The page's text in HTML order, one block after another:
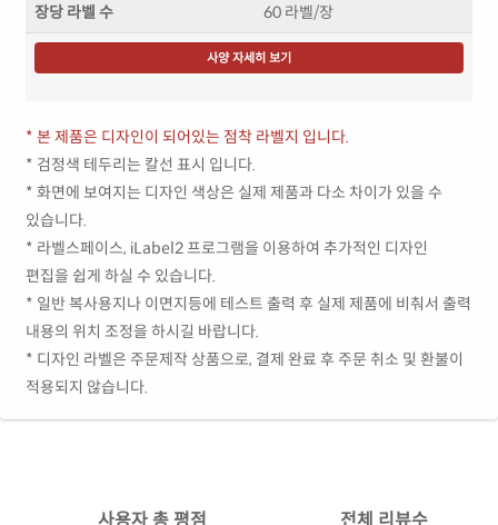
장당 라벨 수 60 라벨/장
사양 자세히 보기
* 본 제품은 디자인이 되어있는 점착 라벨지 입니다.
* 검정색 테두리는 칼선 표시 입니다.
* 화면에 보여지는 디자인 색상은 실제 제품과 다소 차이가 있을 수
있습니다.
* 라벨스페이스, iLabel2 프로그램을 이용하여 추가적인 디자인
편집을 쉽게 하실 수 있습니다.
* 일반 복사용지나 이면지등에 테스트 출력 후 실제 제품에 비춰서 출력
내용의 위치 조정을 하시길 바랍니다.
* 디자인 라벨은 주문제작 상품으로, 결제 완료 후 주문 취소 및 환불이
적용되지 않습니다.
사용자 총 평점 전체 리뷰수